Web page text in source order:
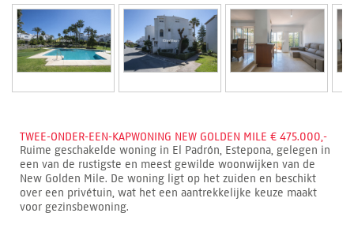
TWEE-ONDER-EEN-KAPWONING NEW GOLDEN MILE € 475.000,-
Ruime geschakelde woning in El Padrón, Estepona, gelegen in
een van de rustigste en meest gewilde woonwijken van de
New Golden Mile. De woning ligt op het zuiden en beschikt
over een privétuin, wat het een aantrekkelijke keuze maakt
voor gezinsbewoning.